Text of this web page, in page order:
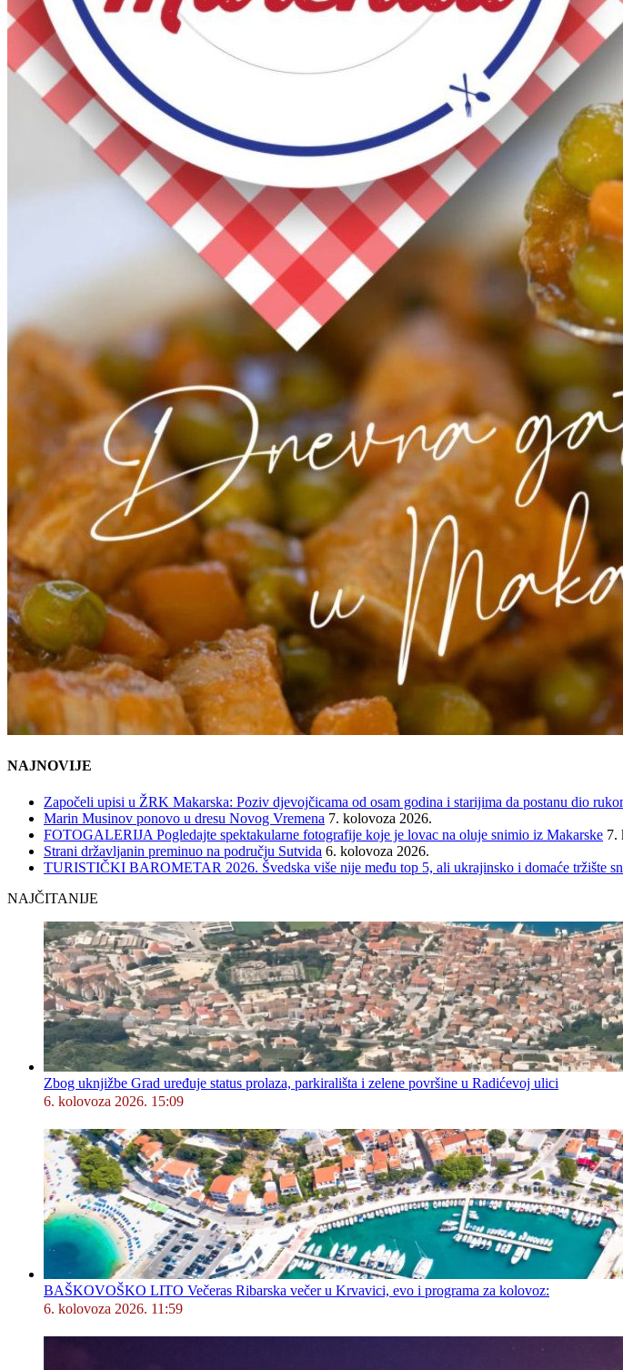
NAJNOVIJE
Započeli upisi u ŽRK Makarska: Poziv djevojčicama od osam godina i starijima da postanu dio
Marin Musinov ponovo u dresu Novog Vremena 7. kolovoza 2026.
FOTOGALERIJA Pogledajte spektakularne fotografije koje je lovac na oluje snimio iz Makarske 7.
Strani državljanin preminuo na području Sutvida 6. kolovoza 2026.
TURISTIČKI BAROMETAR 2026. Švedska više nije među top 5, ali ukrajinsko i domaće tržište
NAJČITANIJE
Zbog uknjižbe Grad uređuje status prolaza, parkirališta i zelene površine u Radićevoj ulici
6. kolovoza 2026. 15:09
BAŠKOVOŠKO LITO Večeras Ribarska večer u Krvavici, evo i programa za kolovoz:
6. kolovoza 2026. 11:59